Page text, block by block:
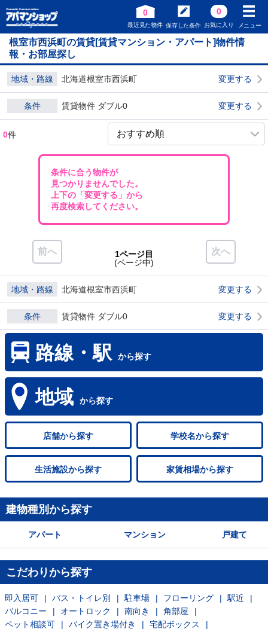
0
最近見た物件 保存した条件
0
お気に入り メニュー
根室市西浜町の賃貸[賃貸マンション・アパート]物件情
報・お部屋探し
地域・路線 北海道根室市西浜町 変更する
条件 賃貸物件 ダブル0 変更する
0件
条件に合う物件が
見つかりませんでした。
上下の「変更する」から
再度検索してください。
前へ 次へ
1ページ目
(ページ中)
地域・路線 北海道根室市西浜町 変更する
条件 賃貸物件 ダブル0 変更する
路線・駅 から探す
地域 から探す
店舗から探す 学校名から探す
生活施設から探す 家賃相場から探す
建物種別から探す
アパート マンション 戸建て
こだわりから探す
即入居可 バス・トイレ別 駐車場 フローリング
駅近
バルコニー
オートロック 南向き
角部屋
ペット相談可
バイク置き場付き
宅配ボックス